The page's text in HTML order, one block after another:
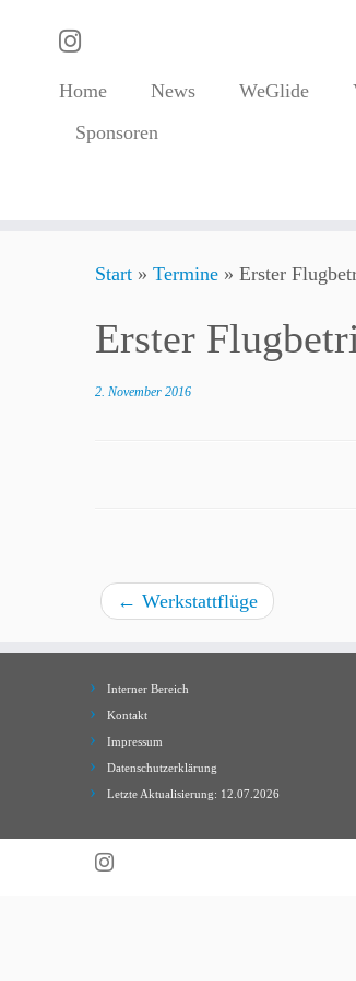
Home News WeGlide
Sponsoren
Start » Termine » Erster
Erster
2. November 2016
← Werkstattflüge
Interner Bereich
Kontakt
Impressum
Datenschutzerklärung
Letzte Aktualisierung: 12.07.2026